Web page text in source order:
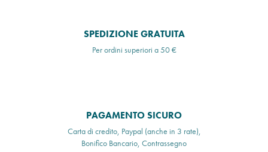
SPEDIZIONE GRATUITA
Per ordini superiori a 50 €
PAGAMENTO SICURO
Carta di credito, Paypal (anche in 3 rate),
Bonifico Bancario, Contrassegno